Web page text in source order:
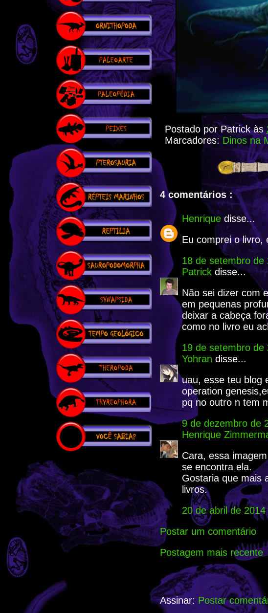
Postado porPatrickàs
Marcadores:Dinos na
4 comentários :
Henrique disse...
Eu comprei o livro,
18 de setembro de
Patrick disse...
Não sei dizer com
em pequenas
deixar a cabeça
como no livro eu
19 de setembro de
Yohran disse...
uau, esse teu blog
operation
pq no outro n tem
9 de dezembro de
Henrique
Cara, essa
se encontra ela.
Gostaria que mais
livros.
20 de abril de
Postar um comentário
Postagem mais recente
Assinar: Postar